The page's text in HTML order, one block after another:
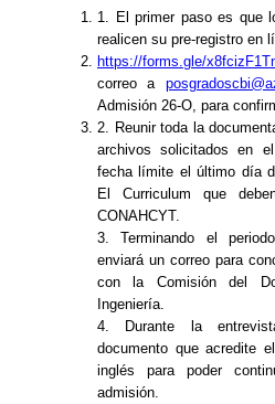
1. El primer paso es que
realicen su pre-registro en
https://forms.gle/
correo a
Admisión 26-O, para
2. Reunir toda la
archivos solicitados en
fecha límite el último día
El Curriculum que
CONAHCYT.
3. Terminando el
enviará un correo para
con la Comisión del
Ingeniería.
4. Durante la
documento que acredite
inglés para poder
admisión.